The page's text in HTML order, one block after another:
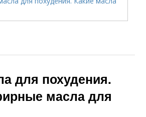
для похудения.
масла для